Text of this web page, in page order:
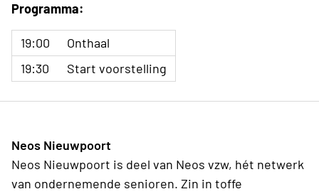
Programma:
19:00
Onthaal
19:30
Start voorstelling
Neos Nieuwpoort
Neos Nieuwpoort is deel van Neos vzw, hét netwerk
van ondernemende senioren. Zin in toffe